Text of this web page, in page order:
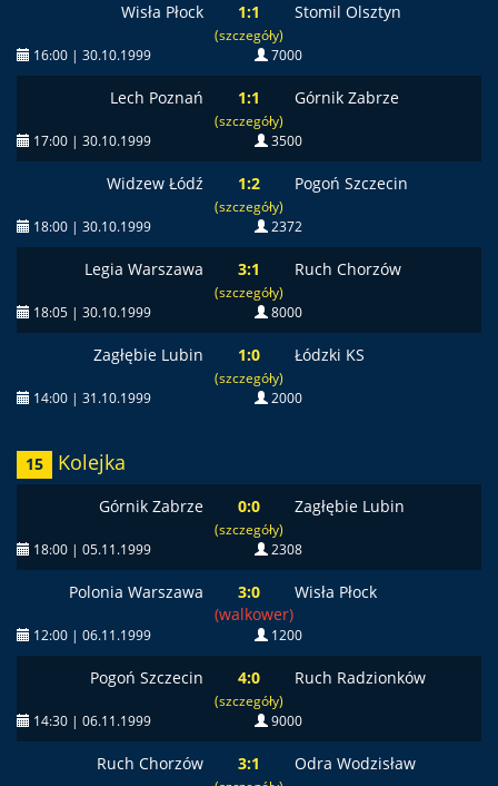
Wisła Płock 1:1
(szczegóły)
Stomil Olsztyn
16:00 | 30.10.1999 7000
Lech Poznań 1:1
(szczegóły)
Górnik Zabrze
17:00 | 30.10.1999 3500
Widzew Łódź 1:2
(szczegóły)
Pogoń Szczecin
18:00 | 30.10.1999 2372
Legia Warszawa 3:1
(szczegóły)
Ruch Chorzów
18:05 | 30.10.1999 8000
Zagłębie Lubin 1:0
(szczegóły)
Łódzki KS
14:00 | 31.10.1999 2000
15 Kolejka
Górnik Zabrze 0:0
(szczegóły)
Zagłębie Lubin
18:00 | 05.11.1999 2308
Polonia Warszawa
3:0
(walkower)
Wisła Płock
12:00 | 06.11.1999 1200
Pogoń Szczecin 4:0
(szczegóły)
Ruch Radzionków
14:30 | 06.11.1999 9000
Ruch Chorzów 3:1 Odra Wodzisław